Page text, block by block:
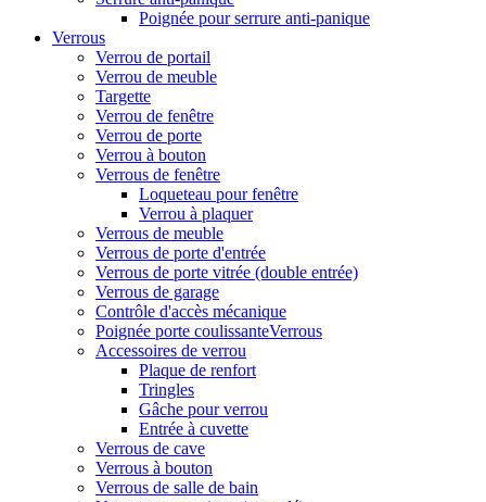
Poignée pour serrure anti-panique
Verrous
Verrou de portail
Verrou de meuble
Targette
Verrou de fenêtre
Verrou de porte
Verrou à bouton
Verrous de fenêtre
Loqueteau pour fenêtre
Verrou à plaquer
Verrous de meuble
Verrous de porte d'entrée
Verrous de porte vitrée (double entrée)
Verrous de garage
Contrôle d'accès mécanique
Poignée porte coulissanteVerrous
Accessoires de verrou
Plaque de renfort
Tringles
Gâche pour verrou
Entrée à cuvette
Verrous de cave
Verrous à bouton
Verrous de salle de bain